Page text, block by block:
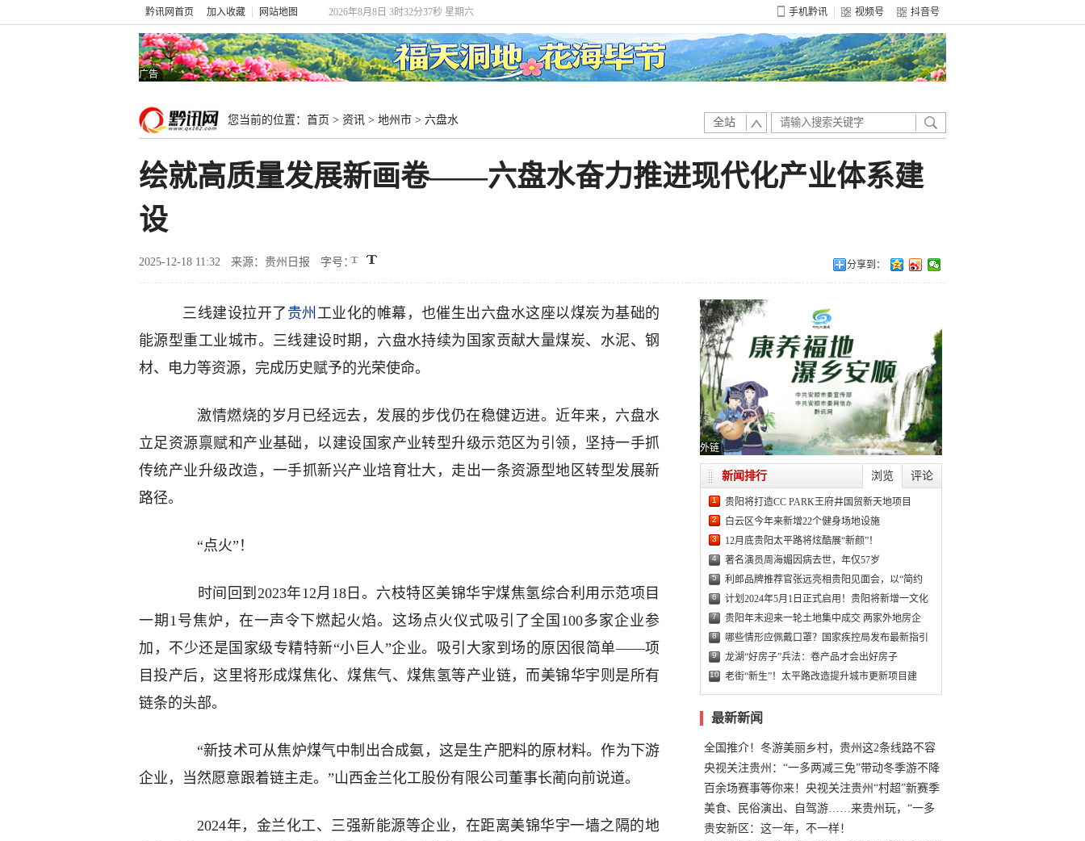
黔讯网首页 加入收藏 网站地图 2026年8月8日 3时32分38秒 星期六 手机黔讯 视频号 抖音号
广告
您当前的位置： 首页 > 资讯 > 地州市 > 六盘水 全站
绘就高质量发展新画卷——六盘水奋力推进现代化产业体系建
设
2025-12-18 11:32 来源：贵州日报 字号： 分享到：
三线建设拉开了 贵州 工业化的帷幕，也催生出六盘水这座以煤炭为基础的
能源型重工业城市。三线建设时期，六盘水持续为国家贡献大量煤炭、水泥、钢
材、电力等资源，完成历史赋予的光荣使命。
激情燃烧的岁月已经远去，发展的步伐仍在稳健迈进。近年来，六盘水
立足资源禀赋和产业基础，以建设国家产业转型升级示范区为引领，坚持一手抓
传统产业升级改造，一手抓新兴产业培育壮大，走出一条资源型地区转型发展新
路径。
“点火”！
时间回到2023年12月18日。六枝特区美锦华宇煤焦氢综合利用示范项目
一期1号焦炉，在一声令下燃起火焰。这场点火仪式吸引了全国100多家企业参
加，不少还是国家级专精特新“小巨人”企业。吸引大家到场的原因很简单——项
目投产后，这里将形成煤焦化、煤焦气、煤焦氢等产业链，而美锦华宇则是所有
链条的头部。
“新技术可从焦炉煤气中制出合成氨，这是生产肥料的原材料。作为下游
企业，当然愿意跟着链主走。”山西金兰化工股份有限公司董事长蔺向前说道。
2024年，金兰化工、三强新能源等企业，在距离美锦华宇一墙之隔的地
外链
浏览 评论
新闻排行
1 贵阳将打造CC PARK王府井国贸新天地项目
2 白云区今年来新增22个健身场地设施
3 12月底贵阳太平路将炫酷展“新颜”！
4 著名演员周海媚因病去世，年仅57岁
5 利郎品牌推荐官张远亮相贵阳见面会，以“简约
6 计划2024年5月1日正式启用！贵阳将新增一文化
7 贵阳年末迎来一轮土地集中成交 两家外地房企
8 哪些情形应佩戴口罩？国家疾控局发布最新指引
9 龙湖“好房子”兵法：卷产品才会出好房子
10 老街“新生”！太平路改造提升城市更新项目建
最新新闻
全国推介！冬游美丽乡村，贵州这2条线路不容
错过
央视关注贵州：“一多两减三免”带动冬季游不降
温
百余场赛事等你来！央视关注贵州“村超”新赛季
正式“打响”
美食、民俗演出、自驾游……来贵州玩，“一多
两减三免”！
贵安新区：这一年，不一样！